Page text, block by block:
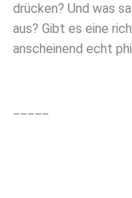
drücken? Und was
aus? Gibt es eine
anscheinend echt